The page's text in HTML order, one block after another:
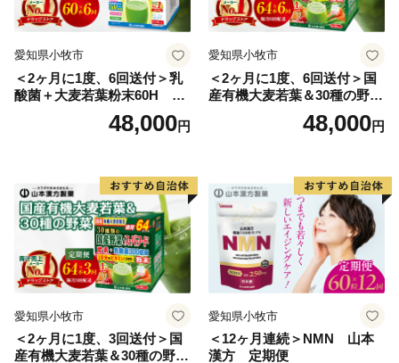
愛知県小牧市
＜2ヶ月に1度、6回送付＞乳
酸菌＋大麦若葉粉末60H 山
48,000円
愛知県小牧市
＜2ヶ月に1度、6回送付＞国
産有機大麦若葉＆30種の野
菜 山本漢方 定期便
48,000円
愛知県小牧市
＜2ヶ月に1度、3回送付＞国
産有機大麦若葉＆30種の野
愛知県小牧市
＜12ヶ月連続＞NMN 山本
漢方 定期便